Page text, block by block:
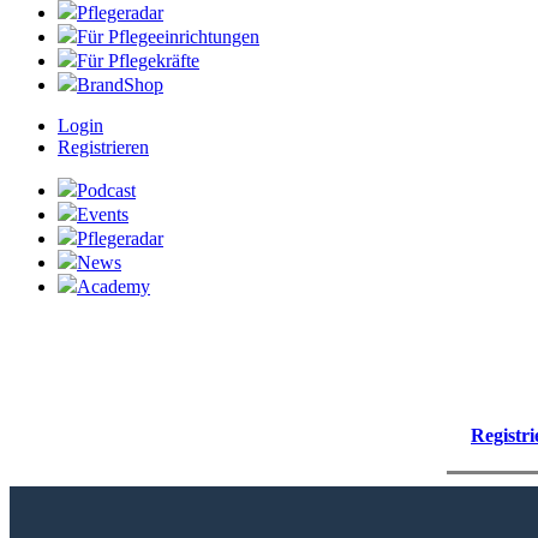
Pflegeradar
Für Pflegeeinrichtungen
Für Pflegekräfte
BrandShop
Login
Registrieren
Podcast
Events
Pflegeradar
News
Academy